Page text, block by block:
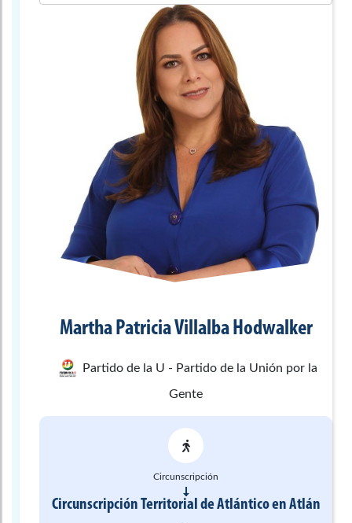
Martha PatriciaVillalba Hodwalker
Partido de la U - Partido de la Unión por la
Gente
Circunscripción
Circunscripción Territorial de AtlánticoenAtlán